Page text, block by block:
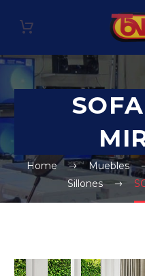
Home Muebles
Sillones